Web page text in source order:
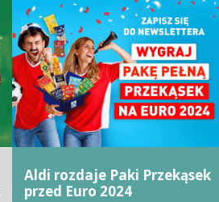
Aldi rozdaje Paki Przekąsek
przed Euro 2024